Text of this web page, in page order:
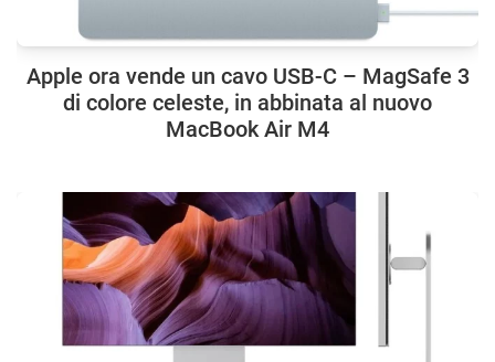
Apple ora vende un cavo USB-C – MagSafe 3
di colore celeste, in abbinata al nuovo
MacBook Air M4